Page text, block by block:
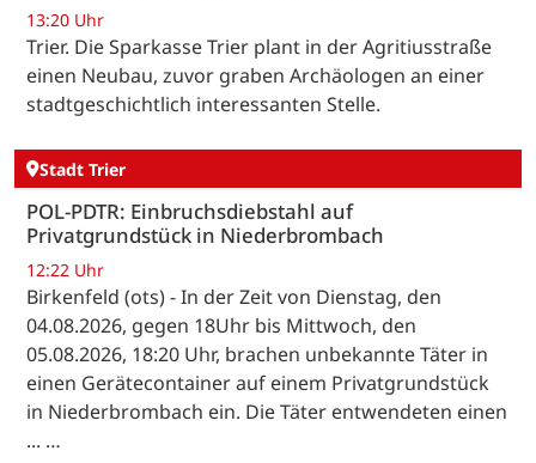
13:20 Uhr
Trier. Die Sparkasse Trier plant in der Agritiusstraße
einen Neubau, zuvor graben Archäologen an einer
stadtgeschichtlich interessanten Stelle.
Stadt Trier
POL-PDTR: Einbruchsdiebstahl auf
Privatgrundstück in Niederbrombach
12:22 Uhr
Birkenfeld (ots) - In der Zeit von Dienstag, den
04.08.2026, gegen 18Uhr bis Mittwoch, den
05.08.2026, 18:20 Uhr, brachen unbekannte Täter in
einen Gerätecontainer auf einem Privatgrundstück
in Niederbrombach ein. Die Täter entwendeten einen
... …